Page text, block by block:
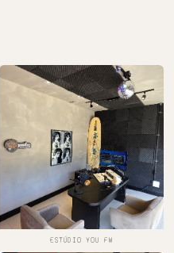
ESTÚDIO YOU FM